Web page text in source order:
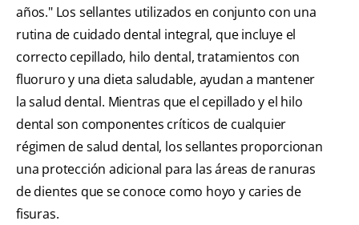
años." Los sellantes utilizados en conjunto con una
rutina de cuidado dental integral, que incluye el
correcto cepillado, hilo dental, tratamientos con
fluoruro y una dieta saludable, ayudan a mantener
la salud dental. Mientras que el cepillado y el hilo
dental son componentes críticos de cualquier
régimen de salud dental, los sellantes proporcionan
una protección adicional para las áreas de ranuras
de dientes que se conoce como hoyo y caries de
fisuras.